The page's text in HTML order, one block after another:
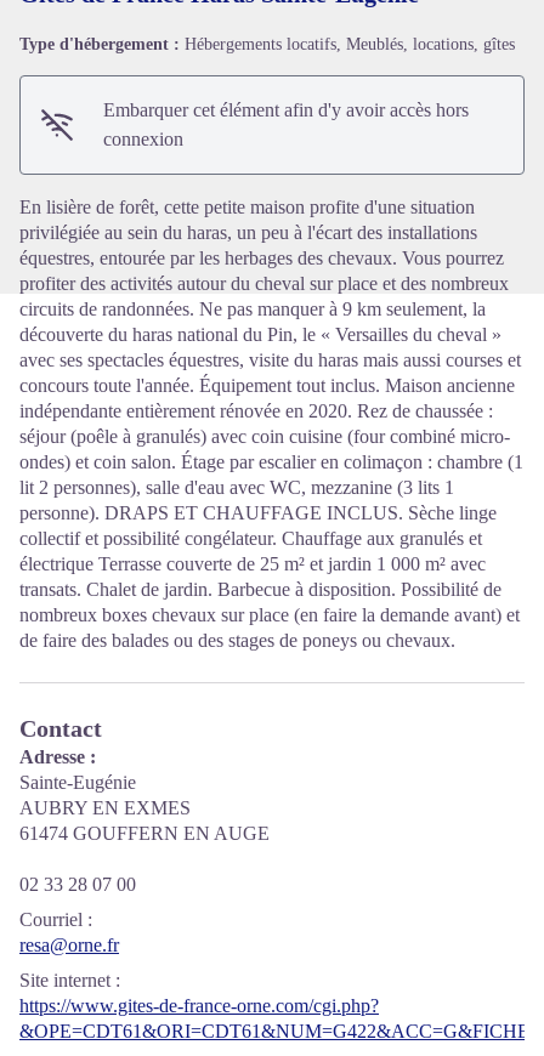
Voir l'image en plein écran
Type d'hébergement : Hébergements locatifs, Meublés, locations, gîtes
Embarquer cet élément afin d'y avoir accès hors
connexion
En lisière de forêt, cette petite maison profite d'une situation
privilégiée au sein du haras, un peu à l'écart des installations
équestres, entourée par les herbages des chevaux. Vous pourrez
profiter des activités autour du cheval sur place et des nombreux
circuits de randonnées. Ne pas manquer à 9 km seulement, la
découverte du haras national du Pin, le « Versailles du cheval »
avec ses spectacles équestres, visite du haras mais aussi courses et
concours toute l'année. Équipement tout inclus. Maison ancienne
indépendante entièrement rénovée en 2020. Rez de chaussée :
séjour (poêle à granulés) avec coin cuisine (four combiné micro-
ondes) et coin salon. Étage par escalier en colimaçon : chambre (1
lit 2 personnes), salle d'eau avec WC, mezzanine (3 lits 1
personne). DRAPS ET CHAUFFAGE INCLUS. Sèche linge
collectif et possibilité congélateur. Chauffage aux granulés et
électrique Terrasse couverte de 25 m² et jardin 1 000 m² avec
transats. Chalet de jardin. Barbecue à disposition. Possibilité de
nombreux boxes chevaux sur place (en faire la demande avant) et
de faire des balades ou des stages de poneys ou chevaux.
Contact
Adresse :
Sainte-Eugénie
AUBRY EN EXMES
61474 GOUFFERN EN AUGE
02 33 28 07 00
Courriel :
resa@orne.fr
Site internet :
https://www.gites-de-france-orne.com/cgi.php?